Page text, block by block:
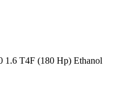
1.6 T4F (180 Hp) Ethanol